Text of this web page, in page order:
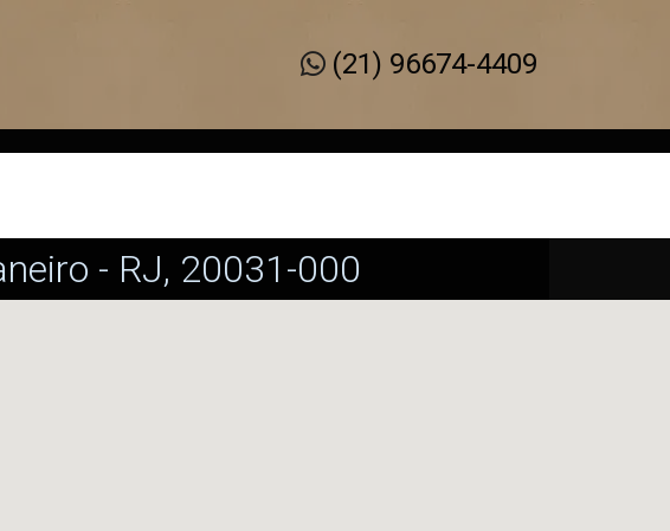
(21) 96674-4409
- RJ, 20031-000